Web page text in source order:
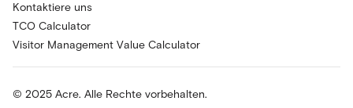
Kontaktiere uns
TCO Calculator
Visitor Management Value Calculator
© 2025 Acre. Alle Rechte vorbehalten.